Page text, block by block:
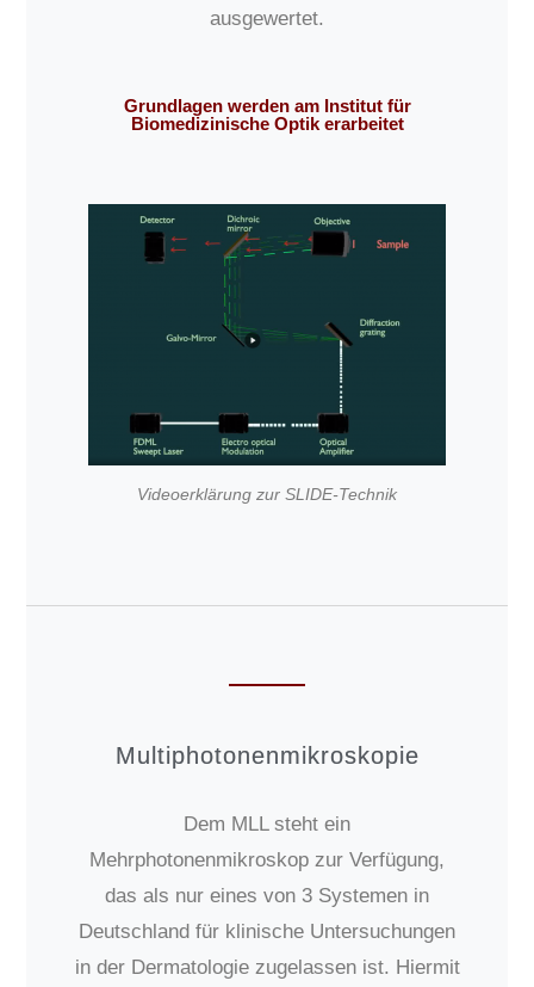
ausgewertet.
Grundlagen werden am Institut für
Biomedizinische Optik erarbeitet
Videoerklärung zur SLIDE-Technik
Multi­photonen­mikroskopie
Dem MLL steht ein
Mehrphotonenmikroskop zur Verfügung,
das als nur eines von 3 Systemen in
Deutschland für klinische Untersuchungen
in der Dermatologie zugelassen ist. Hiermit